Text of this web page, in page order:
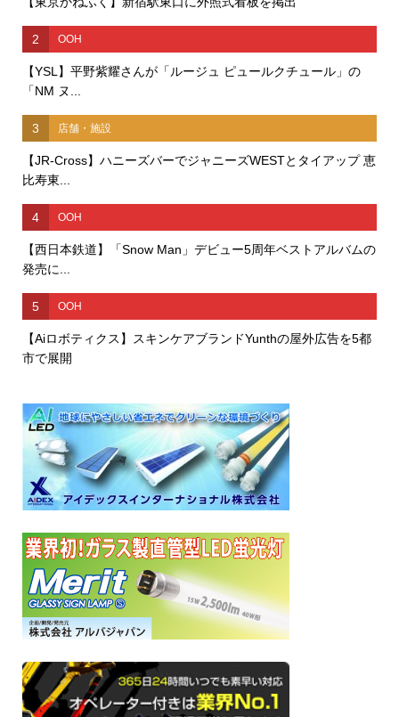
2 OOH
【YSL】平野紫耀さんが「ルージュ ピュールクチュール」の
「NM ヌ...
3 店舗・施設
【JR-Cross】ハニーズバーでジャニーズWESTとタイアップ 恵
比寿東...
4 OOH
【西日本鉄道】「Snow Man」デビュー5周年ベストアルバムの
発売に...
5 OOH
【Aiロボティクス】スキンケアブランドYunthの屋外広告を5都
市で展開